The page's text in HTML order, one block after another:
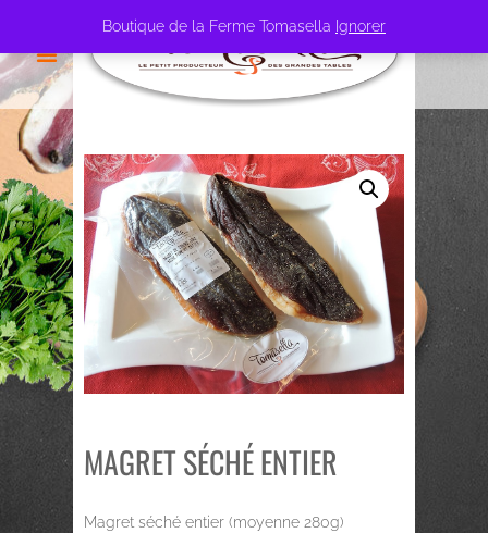
Boutique de la Ferme Tomasella Ignorer
MAGRET SÉCHÉ ENTIER
Magret séché entier (moyenne 280g)